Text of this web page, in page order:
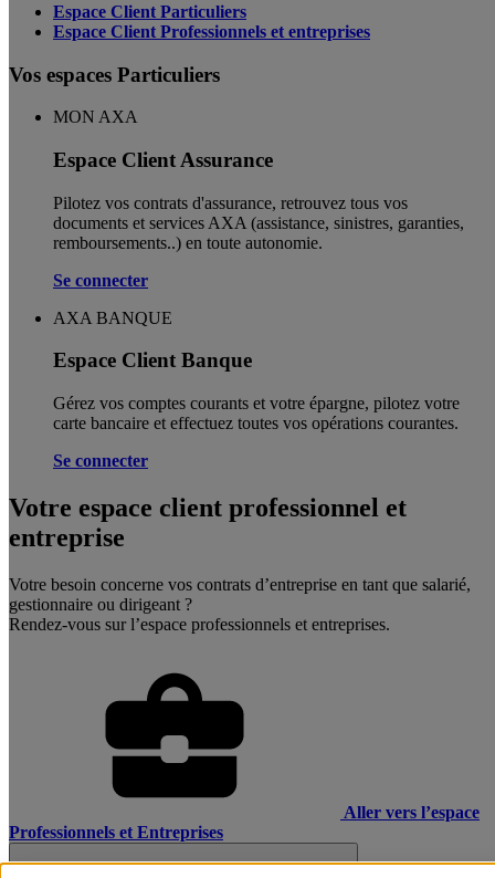
Espace Client Particuliers
Espace Client Professionnels et entreprises
Vos espaces Particuliers
MON AXA
Espace Client Assurance
Pilotez vos contrats d'assurance, retrouvez tous vos
documents et services AXA (assistance, sinistres, garanties,
remboursements..) en toute autonomie. ​
Se connecter
AXA BANQUE
Espace Client Banque
Gérez vos comptes courants et votre épargne, pilotez votre
carte bancaire et effectuez toutes vos opérations courantes.
Se connecter
Votre espace client professionnel et
entreprise
Votre besoin concerne vos contrats d’entreprise en tant que salarié,
gestionnaire ou dirigeant ?
Rendez-vous sur l’espace professionnels et entreprises.
Aller vers l’espace
Professionnels et Entreprises